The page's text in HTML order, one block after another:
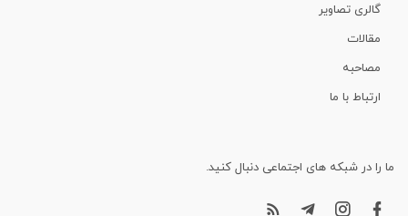
گالری تصاویر
مقالات
مصاحبه
ارتباط با ما
ما را در شبکه های اجتماعی دنبال کنید.